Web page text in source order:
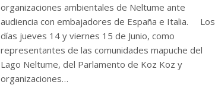
organizaciones ambientales de Neltume ante
audiencia con embajadores de España e Italia. Los
días jueves 14 y viernes 15 de Junio, como
representantes de las comunidades mapuche del
Lago Neltume, del Parlamento de Koz Koz y
organizaciones…